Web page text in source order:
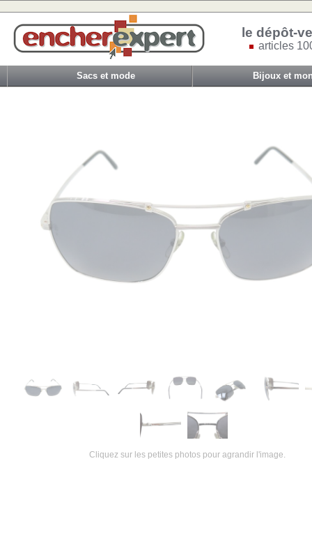
le dépôt-
articles
Sacs et mode Bijoux et
Cliquez sur les petites photos pour agrandir l'image.